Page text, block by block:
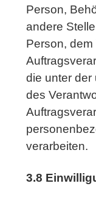
Person,
andere
Person,
die unter der
des
verarbeiten.
3.8